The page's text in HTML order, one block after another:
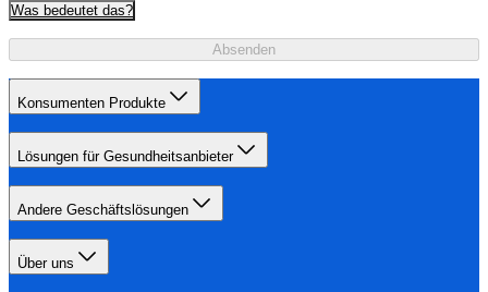
Was bedeutet das?
Absenden
Konsumenten Produkte
Lösungen für Gesundheitsanbieter
Andere Geschäftslösungen
Über uns